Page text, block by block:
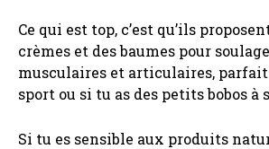
Ce qui est top, c’est qu’ils
crèmes et des baumes pour
musculaires et articulaires,
sport ou si tu as des petits bobos à
Si tu es sensible aux produits